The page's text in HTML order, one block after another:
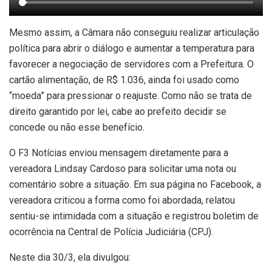
Mesmo assim, a Câmara não conseguiu realizar articulação
política para abrir o diálogo e aumentar a temperatura para
favorecer a negociação de servidores com a Prefeitura. O
cartão alimentação, de R$ 1.036, ainda foi usado como
“moeda” para pressionar o reajuste. Como não se trata de
direito garantido por lei, cabe ao prefeito decidir se
concede ou não esse benefício.
O F3 Notícias enviou mensagem diretamente para a
vereadora Lindsay Cardoso para solicitar uma nota ou
comentário sobre a situação. Em sua página no Facebook, a
vereadora criticou a forma como foi abordada, relatou
sentiu-se intimidada com a situação e registrou boletim de
ocorrência na Central de Polícia Judiciária (CPJ).
Neste dia 30/3, ela divulgou: